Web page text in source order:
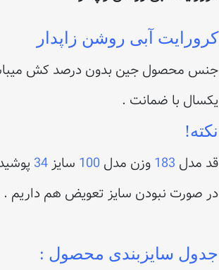
کرورایت آبی روشن زاپدار
جنس محصول جین بدون درصد کش
یکسال با ضمانت .
نکته!
قد مدل 183 وزن مدل 100 سایز34
در صورت نبودن سایز تعویض هم داریم .
جدول سایزبندی محصول :